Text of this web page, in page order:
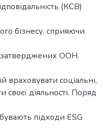
(КСВ)
бізнесу, сприяючи
затверджених ООН.
враховувати соціальні,
своєї діяльності. Поряд
підходи ESG